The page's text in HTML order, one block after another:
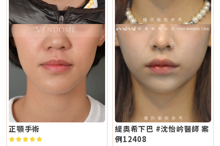
正顎手術
緹奧希下巴 #沈怡岒醫師 案
例12408